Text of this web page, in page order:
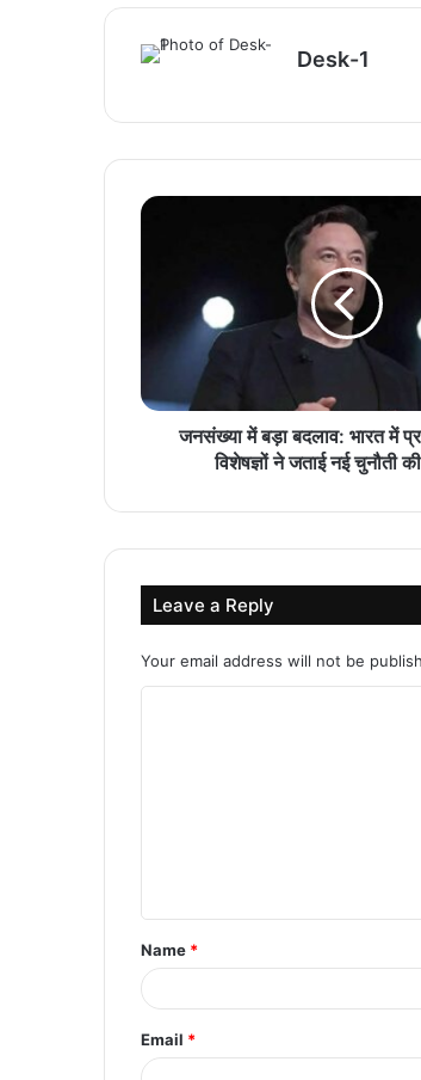
Desk-1
जनसंख्या में बड़ा बदलाव: भारत में
विशेषज्ञों ने जताई नई चुनौती
Leave a Reply
Your email address will not be
t
*
Name *
Email *